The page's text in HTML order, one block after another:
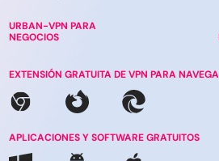
URBAN-VPN PARA
NEGOCIOS
EXTENSIÓN GRATUITA DE VPN PARA
APLICACIONES Y SOFTWARE GRATUITOS